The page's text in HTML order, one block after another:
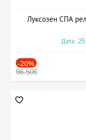
Луксозен СПА
Дата:
-20%
96.50€